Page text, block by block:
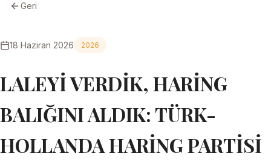
Geri
18 Haziran 2026 2026
LALEYİ VERDİK, HARİNG
BALIĞINI ALDIK: TÜRK-
HOLLANDA HARİNG PARTİSİ